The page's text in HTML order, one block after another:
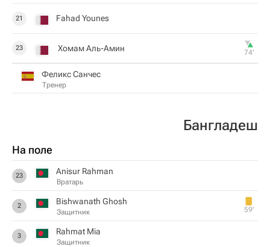
21 Fahad Younes
23 Хомам Аль-Амин 74‎’‎
Феликс Санчес
Тренер
Бангладеш
На поле
23 Anisur Rahman
Вратарь
2 Bishwanath Ghosh
Защитник 59‎’‎
3 Rahmat Mia
Защитник